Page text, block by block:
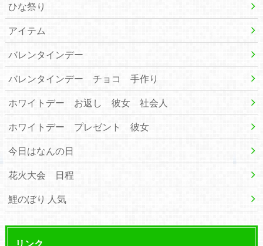
ひな祭り
アイテム
バレンタインデー
バレンタインデー チョコ 手作り
ホワイトデー お返し 彼女 社会人
ホワイトデー プレゼント 彼女
今日はなんの日
花火大会 日程
鯉のぼり 人気
リンク